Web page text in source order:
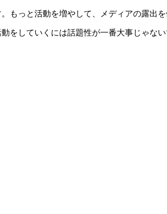
っと活動を増やして、メディアの露出を
をしていくには話題性が一番大事じゃな